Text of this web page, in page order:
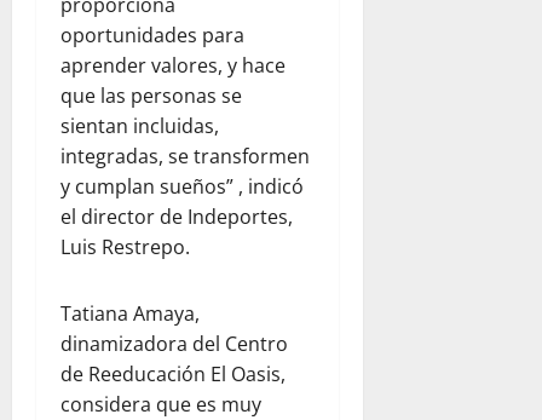
oportunidades para
aprender valores, y hace
que las personas se
sientan incluidas,
integradas, se transformen
y cumplan sueños” , indicó
el director de Indeportes,
Luis Restrepo.
Tatiana Amaya,
dinamizadora del Centro
de Reeducación El Oasis,
considera que es muy